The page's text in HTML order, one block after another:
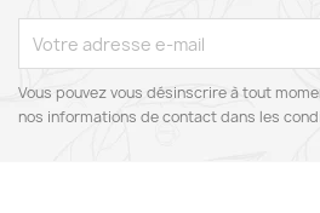
Vous pouvez vous désinscrire à tout
nos informations de contact dans les